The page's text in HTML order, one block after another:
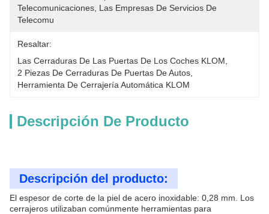
Telecomunicaciones, Las Empresas De Servicios De
Telecomu
Resaltar:
Las Cerraduras De Las Puertas De Los Coches KLOM
2 Piezas De Cerraduras De Puertas De Autos
Herramienta De Cerrajería Automática KLOM
Descripción De Producto
Descripción del producto:
El espesor de corte de la piel de acero inoxidable: 0,28 mm. Los
cerrajeros utilizaban comúnmente herramientas para